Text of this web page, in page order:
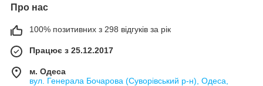
Про нас
100% позитивних з 298 відгуків за рік
Працює з 25.12.2017
м. Одеса
вул. Генерала Бочарова (Суворівський р-н), Одеса,